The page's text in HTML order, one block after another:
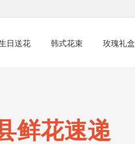
日送花 韩式花束 玫瑰礼盒
鲜花速递